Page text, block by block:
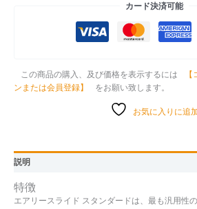
カード決済可能
この商品の購入、及び価格を表示するには
ンまたは会員登録】
をお願い致します。
お気に入りに追
説明
特徴
エアリースライド スタンダードは、最も汎用性